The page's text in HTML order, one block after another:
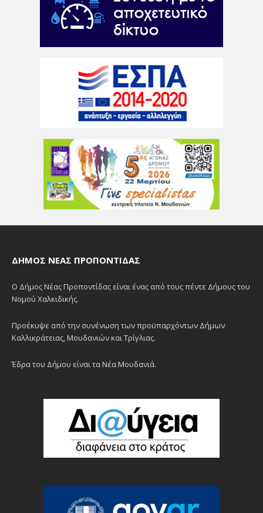
ΔΉΜΟΣ ΝΈΑΣ ΠΡΟΠΟΝΤΊΔΑΣ
Ο Δήμος Νέας Προποντίδας είναι ένας από τους πέντε Δήμους του
Νομού Χαλκιδικής.
Προέκυψε από την συνένωση των προϋπαρχόντων Δήμων
Καλλικράτειας, Μουδανιών και Τρίγλιας.
Έδρα του Δήμου είναι τα Νέα Μουδανιά.